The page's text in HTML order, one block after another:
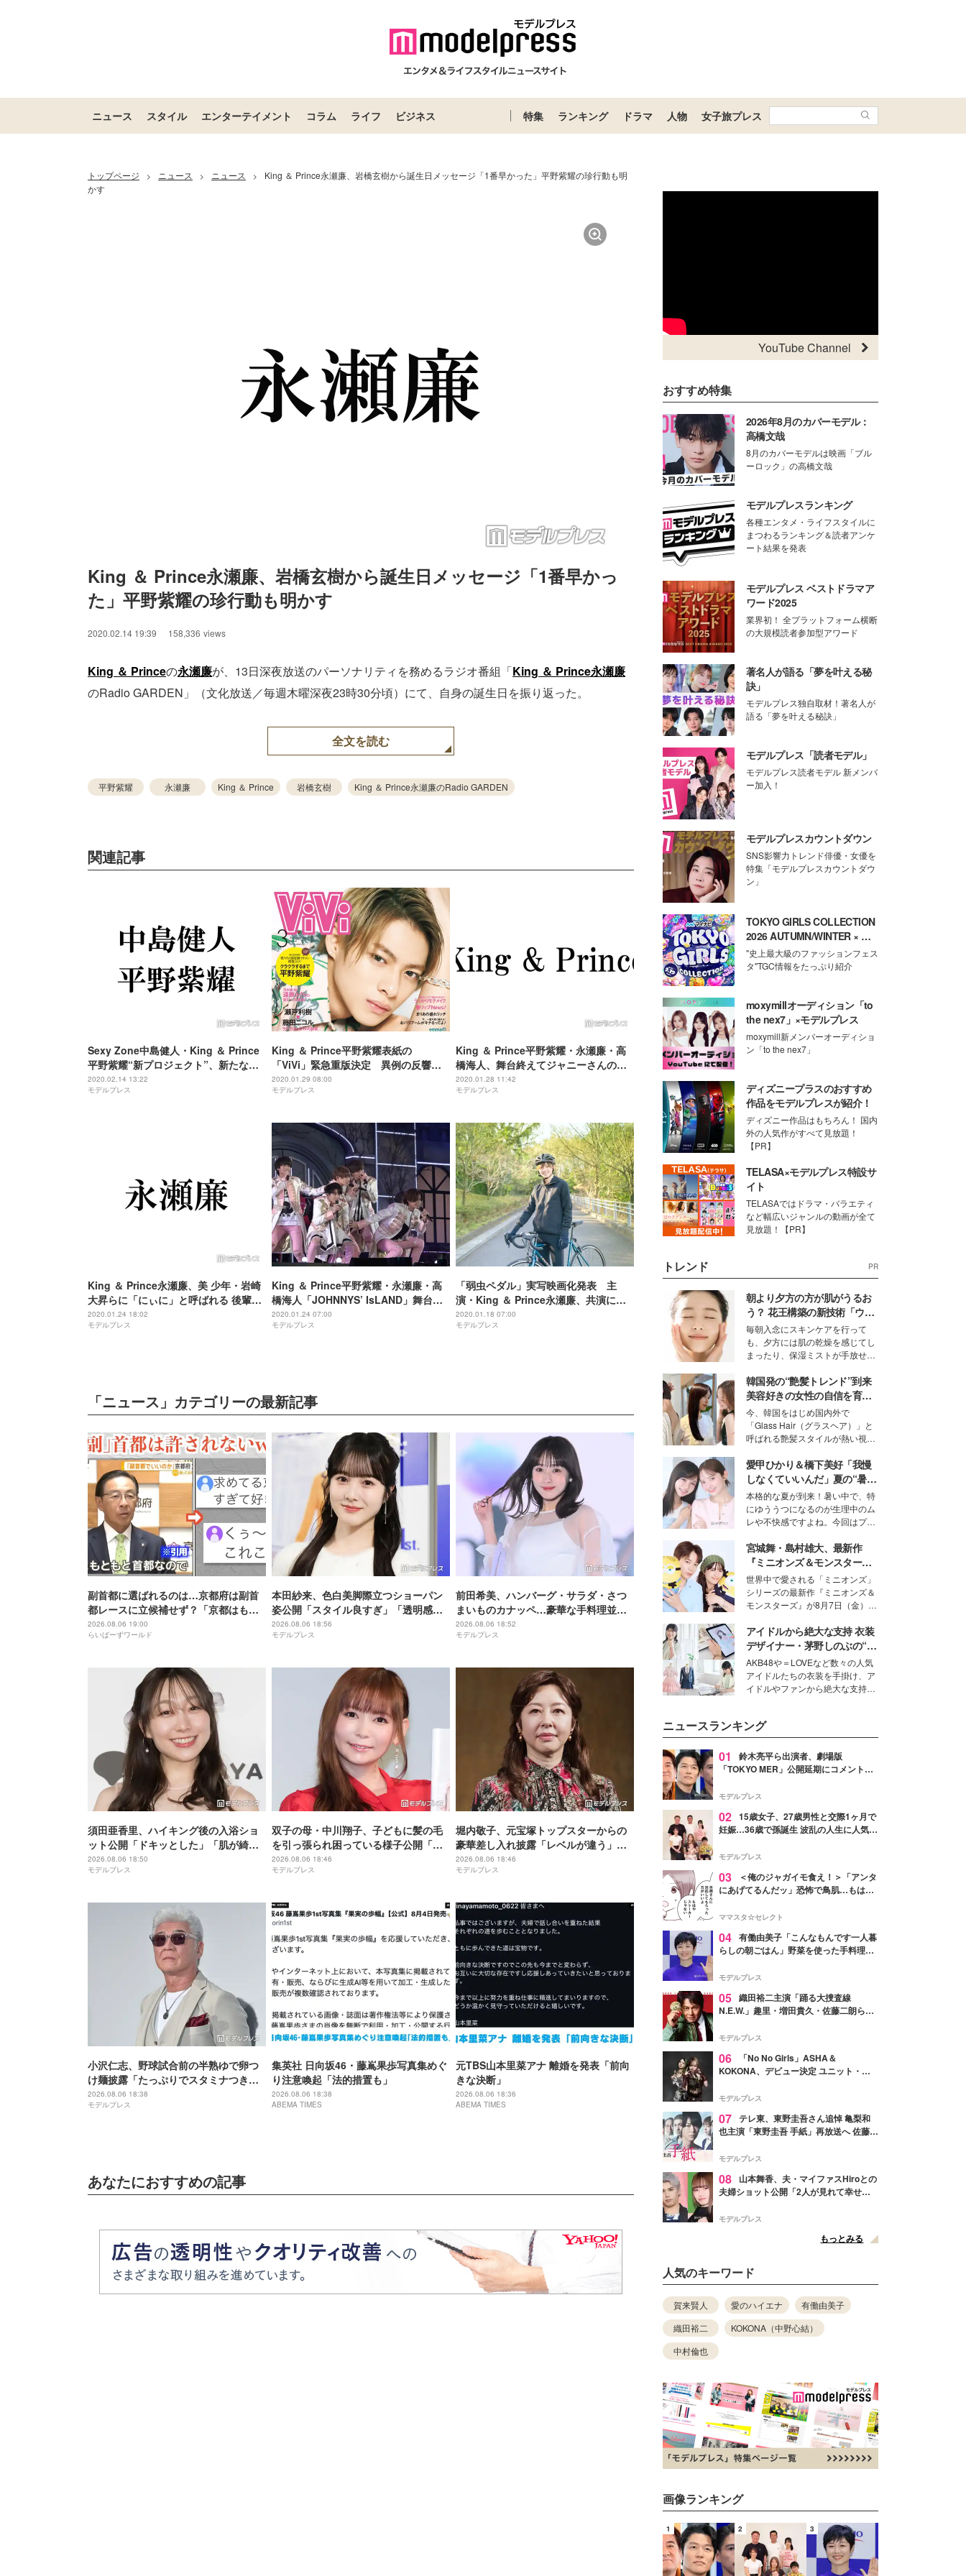
ニュース スタイル エンターテイメント コラム ライフ ビジネス 特集 ランキング ドラマ 人物 女子旅プレス
トップページ > ニュース > ニュース >
King ＆ Prince永瀬廉、岩橋玄樹から誕生日メッセージ「1番早かった」平野紫耀の珍行動も明
かす
Unmute
King ＆ Prince永瀬廉、岩橋玄樹から誕生日メッセージ「1番早かっ
た」平野紫耀の珍行動も明かす
2020.02.14 19:39 158,336 views
King ＆ Princeの永瀬廉が、13日深夜放送のパーソナリティを務めるラジオ番組「King ＆ Prince永瀬廉
のRadio GARDEN」（文化放送／毎週木曜深夜23時30分頃）にて、自身の誕生日を振り返った。
全文を読む
平野紫耀 永瀬廉 King ＆ Prince 岩橋玄樹 King ＆ Prince永瀬廉のRadio GARDEN
関連記事
Sexy Zone中島健人・King ＆ Prince
平野紫耀“新プロジェクト”、新たな予
告にファンざわつく
2020.02.14 13:22
モデルプレス
King ＆ Prince平野紫耀表紙の
「ViVi」緊急重版決定 異例の反響で
歴史塗り替える
2020.01.29 08:00
モデルプレス
King ＆ Prince平野紫耀・永瀬廉・高
橋海人、舞台終えてジャニーさんの採
点予想「みんな0点」その理由は？
2020.01.28 11:42
モデルプレス
King ＆ Prince永瀬廉、美 少年・岩崎
大昇らに「にぃに」と呼ばれる 後輩と
のエピソード明かす
2020.01.24 18:02
モデルプレス
King ＆ Prince平野紫耀・永瀬廉・高
橋海人「JOHNNYS’ IsLAND」舞台裏
に密着
2020.01.24 07:00
モデルプレス
「弱虫ペダル」実写映画化発表 主
演・King ＆ Prince永瀬廉、共演に伊
藤健太郎・橋本環奈
2020.01.18 07:00
モデルプレス
「ニュース」カテゴリーの最新記事
副首都に選ばれるのは…京都府は副首
都レースに立候補せず？「京都はもと
もと首都」
2026.08.06 19:00
らいばーずワールド
本田紗来、色白美脚際立つショーパン
姿公開「スタイル良すぎ」「透明感が
増してる」の声
2026.08.06 18:56
モデルプレス
前田希美、ハンバーグ・サラダ・さつ
まいものカナッペ…豪華な手料理並ぶ
食卓公開「全部美味しそう」「盛り付
けがおしゃれ」と絶賛の声
2026.08.06 18:52
モデルプレス
須田亜香里、ハイキング後の入浴ショ
ット公開「ドキッとした」「肌が綺
麗」と反響
2026.08.06 18:50
モデルプレス
双子の母・中川翔子、子どもに髪の毛
を引っ張られ困っている様子公開「マ
マあるある」「乱れっぷりに笑った」
と反響
2026.08.06 18:46
モデルプレス
堀内敬子、元宝塚トップスターからの
豪華差し入れ披露「レベルが違う」
「これは嬉しすぎる」と反響
2026.08.06 18:46
モデルプレス
小沢仁志、野球試合前の半熟ゆで卵つ
け麺披露「たっぷりでスタミナつきそ
う」「絶妙な火加減で最高」
2026.08.06 18:38
モデルプレス
集英社 日向坂46・藤嶌果歩写真集めぐ
り注意喚起「法的措置も」
2026.08.06 18:38
ABEMA TIMES
元TBS山本里菜アナ 離婚を発表「前向
きな決断」
2026.08.06 18:36
ABEMA TIMES
あなたにおすすめの記事
YouTube Channel
おすすめ特集
2026年8月のカバーモデル：
高橋文哉
8月のカバーモデルは映画「ブル
ーロック」の高橋文哉
モデルプレスランキング
各種エンタメ・ライフスタイルに
まつわるランキング＆読者アンケ
ート結果を発表
モデルプレス ベストドラマア
ワード2025
業界初！ 全プラットフォーム横断
の大規模読者参加型アワード
著名人が語る「夢を叶える秘
訣」
モデルプレス独自取材！著名人が
語る「夢を叶える秘訣」
モデルプレス「読者モデル」
モデルプレス読者モデル 新メンバ
ー加入！
モデルプレスカウントダウン
SNS影響力トレンド俳優・女優を
特集「モデルプレスカウントダウ
ン」
TOKYO GIRLS COLLECTION
2026 AUTUMN/WINTER × モ
デルプレス
"史上最大級のファッションフェス
タ"TGC情報をたっぷり紹介
moxymillオーディション「to
the nex7」×モデルプレス
moxymill新メンバーオーディショ
ン「to the nex7」
ディズニープラスのおすすめ
作品をモデルプレスが紹介！
ディズニー作品はもちろん！ 国内
外の人気作がすべて見放題！
【PR】
TELASA×モデルプレス特設サ
イト
TELASAではドラマ・バラエティ
など幅広いジャンルの動画が全て
見放題！【PR】
トレンド PR
朝より夕方の方が肌がうるお
う？ 花王構築の新技術「ウォ
ーターキャプチャリングスキ
ン（捕水肌）」がスキンケア
の常識を変える予感
毎朝入念にスキンケアを行って
も、夕方には肌の乾燥を感じてし
まったり、保湿ミストが手放せな
な美容の常識を大きく変える可能
性を秘めた、革新的な「Water
Capturing Skin（ウォーターキャ
プチャリングスキン：捕水肌）」
技術を、花王が構築した。
韓国発の“艶髪トレンド”到来
美容好きの女性の自信を育む
「ヘアケア事情」って？
今、韓国をはじめ国内外で
「Glass Hair（グラスヘア）」と
呼ばれる艶髪スタイルが熱い視線
ションの完成度を高めるベースと
して、“髪そのものの美しさ”に改
めて注目する人が増えている様
子。今回は、そんな憧れの艶やか
な髪を日常で叶える、美容好きの
女性たちのヘアケア事情を紹介し
ます。
愛甲ひかり＆橋下美好「我慢
しなくていいんだ」夏の“暑さ
対策”の新しい選択肢とは？
本格的な夏が到来！暑い中で、特
にゆううつになるのが生理中のム
レや不快感ですよね。今回はプラ
モデル・愛甲ひかりさんと橋下美
好さんを迎えて本音で女子会トー
ク。猛暑のお出かけを快適に過ご
すヒントや、2人が感動した夏の
生理の新常識にも迫りました。
宮城舞・島村雄大、最新作
『ミニオンズ＆モンスター
ズ』の魅力熱弁 ハチャメチャ
だけじゃない“友情と絆”に感
動
世界中で愛される「ミニオンズ」
シリーズの最新作『ミニオンズ＆
モンスターズ』が8月7日（金）に
ニオン好き”という共通点を持つモ
デルの宮城舞と島村雄大の特別対
談をお届け！それぞれの視点か
ら、今作ならではの魅力や予想外
の感動をもたらす奥深いストーリ
ーについて熱く語り合ってもらっ
アイドルから絶大な支持 衣装
デザイナー・茅野しのぶの“可
愛い”を作る美学＜「シチズン
クロスシー」インタビュー＞
AKB48や＝LOVEなど数々の人気
アイドルたちの衣装を手掛け、ア
イドルやファンから絶大な支持を
ター・茅野しのぶ。一人ひとりの
個性に寄り添い、魅力を引き出す
衣装作りは、多くの女性たちに勇
気と自信を与え続けている。
ニュースランキング
01
鈴木亮平ら出演者、劇場版
「TOKYO MER」公開延期にコメント
最大の敬意とエールを」
モデルプレス
02 15歳女子、27歳男性と交際1ヶ月で
妊娠…36歳で孫誕生 波乱の人生に人気タ
よ！」
モデルプレス
03
＜俺のジャガイモ食え！＞「アンタ
にあげてるんだッ」恐怖で鳥肌…もはや
ママスタ☆セレクト
04 有働由美子「こんなもんです一人暮
らしの朝ごはん」野菜を使った手料理公
そう」と反響
モデルプレス
05 織田裕二主演「踊る大捜査線
N.E.W.」趣里・増田貴久・佐藤二朗ら新
徴する“謎のキーワード”も
モデルプレス
06
「No No Girls」ASHA＆
KOKONA、デビュー決定 ユニット・
リリースへ
モデルプレス
07 テレ東、東野圭吾さん追悼 亀梨和
也主演「東野圭吾 手紙」再放送へ 佐藤隆
モデルプレス
08
山本舞香、夫・マイファスHiroとの
夫婦ショット公開「2人が見れて幸せ」
モデルプレス
もっとみる
人気のキーワード
賀来賢人 愛のハイエナ
有働由美子
織田裕二
KOKONA（中野心結）
中村倫也
画像ランキング
1 2 3